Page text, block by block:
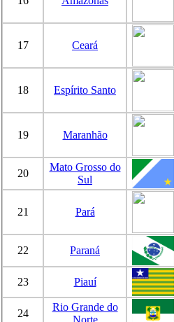
17 Ceará
18 Espírito Santo
19 Maranhão
20
Mato Grosso do
Sul
21 Pará
22 Paraná
23 Piauí
24
Rio Grande do
Norte